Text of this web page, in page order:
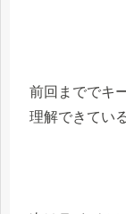
前回まででキ
理解できてい